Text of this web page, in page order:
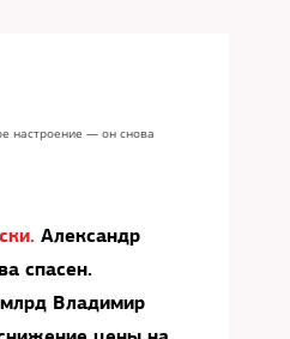
настроение — он снова
Александр
спасен.
Владимир